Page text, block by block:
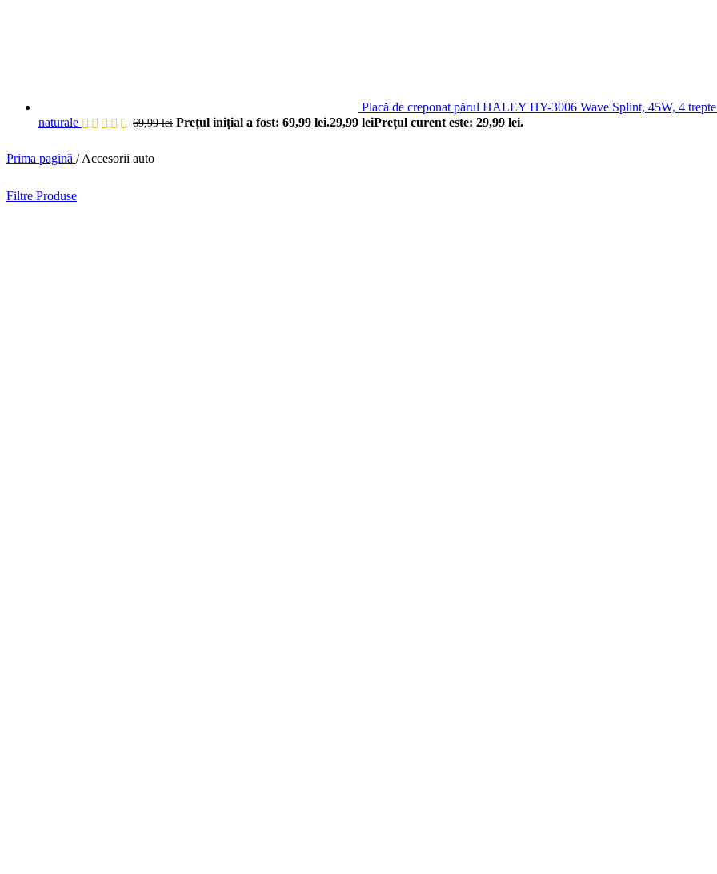
Placă de creponat părul HALEY HY-3006 Wave Splint, 45W, 4
naturale
69,99lei Prețul inițial a fost: 69,99 lei.29,99 leiPrețul curent este: 29,99 lei.
Prima pagină /Accesorii auto
Filtre Produse